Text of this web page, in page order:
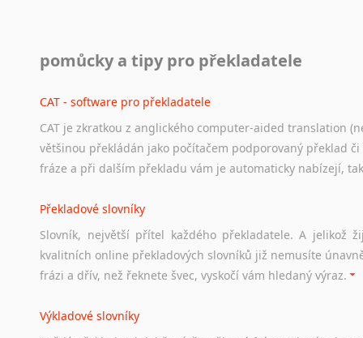
Odkazy poskytující cenné informace nekomerčního
Studium v Austrálii
Soubor odkazů užitečných všem, kteří uvažují o studiu v
a zázemí, australské univerzity a samozřejmě i osobní
Práce v Austrálii
Odkazy poskytující cenné informace nekomerčního
hledat práci na internetu případně osobní zkušenosti
Hledáte-li
práci
pomůcky a tipy pro překladatele
CAT - software pro překladatele
CAT je zkratkou z anglického computer-aided translation
většinou překládán jako počítačem podporovaný překlad
fráze a při dalším překladu vám je automaticky nabízejí,
Překladové slovníky
Slovník, největší přítel každého překladatele. A jelikož
kvalitních online překladových slovníků již nemusíte
frázi a dřív, než řeknete švec, vyskočí vám hledaný výraz.
Výkladové slovníky